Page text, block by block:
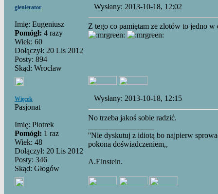
gienierator
Imię: Eugeniusz
Pomógł: 4 razy
Wiek: 60
Dołączył: 20 Lis 2012
Posty: 894
Skąd: Wrocław
Wysłany: 2013-10-18, 12:02
Z tego co pamiętam ze zlotów to jedno
Więcek
Pasjonat
Imię: Piotrek
Pomógł: 1 raz
Wiek: 48
Dołączył: 20 Lis 2012
Posty: 346
Skąd: Głogów
Wysłany: 2013-10-18, 12:15
No trzeba jakoś sobie radzić.
''Nie dyskutuj z idiotą bo najpierw
pokona doświadczeniem,,
A.Einstein.